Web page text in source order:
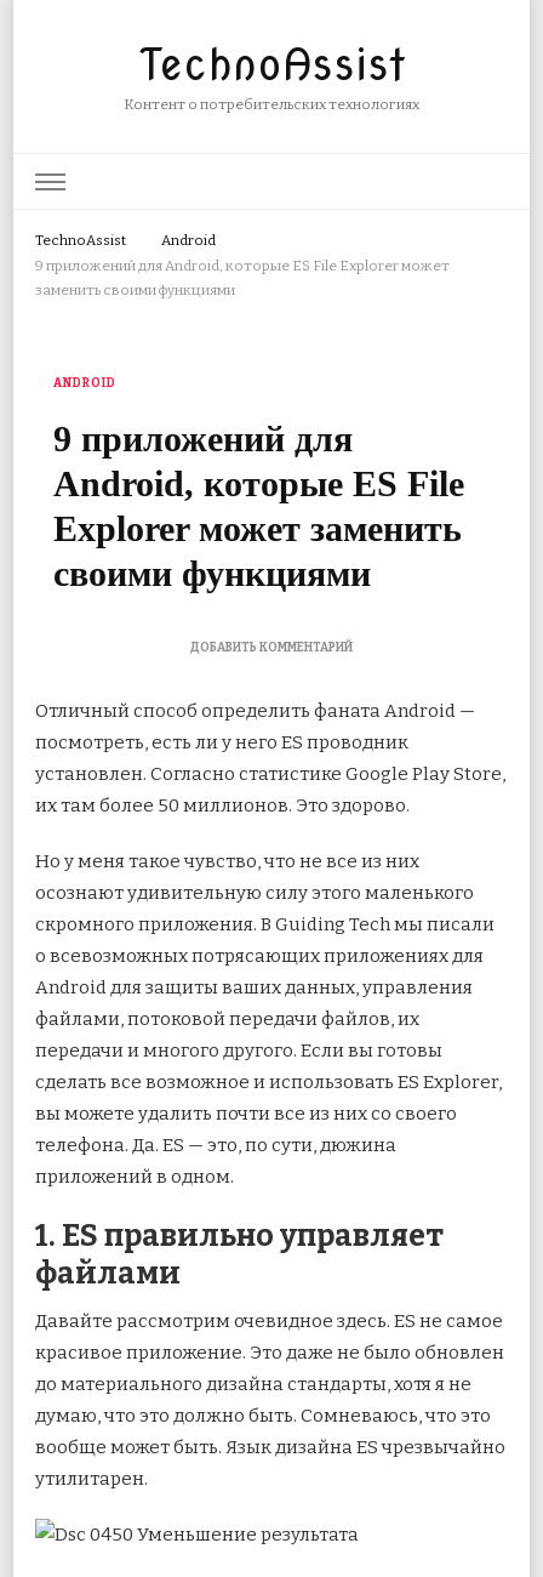
TechnoAssist
Контент о потребительских технологиях
TechnoAssist
Android
9 приложений для Android, которые ES File Explorer может
заменить своими функциями
ANDROID
9 приложений для
Android, которые ES File
Explorer может заменить
своими функциями
ДОБАВИТЬ КОММЕНТАРИЙК
ПРИЛОЖЕНИЙ
ANDROID,
КОТОРЫЕ
FILE
СВОИМИ
ФУНКЦИЯМИ
Отличный способ определить фаната Android —
посмотреть, есть ли у него ES проводник
установлен. Согласно статистике Google Play Store,
их там более 50 миллионов. Это здорово.
Но у меня такое чувство, что не все из них
осознаютудивительную силу этого маленького
скромного приложения. В Guiding Tech мы писали
о всевозможных потрясающих приложениях для
Android для защиты ваших данных, управления
файлами, потоковой передачи файлов, их
передачи и многого другого. Если вы готовы
сделать все возможное и использовать ES Explorer,
вы можете удалить почти все из них со своего
телефона. Да. ES — это, по сути, дюжина
приложений в одном.
1. ES правильно управляет
файлами
Давайте рассмотрим очевидное здесь. ES не самое
красивое приложение. Это даже не было обновлен
до материального дизайна стандарты, хотя я не
думаю, что это должно быть. Сомневаюсь, что это
вообще может быть. Язык дизайна ES чрезвычайно
утилитарен.